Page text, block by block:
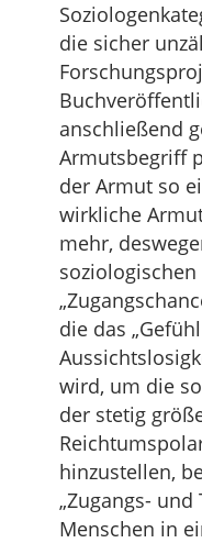
die sicher
anschließend
Armutsbegriff
der Armut so
wirkliche
mehr,
die das
wird, um die
der stetig
hinzustellen,
„Zugangs-
Menschen in